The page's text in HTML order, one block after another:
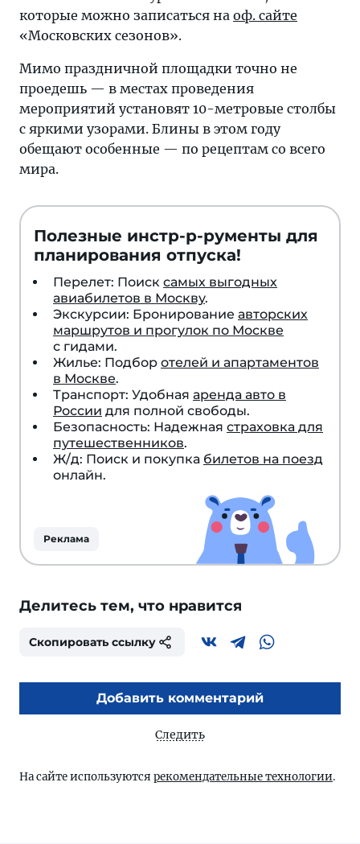
которые можно записаться на оф. сайте
«Московских сезонов».
Мимо праздничной площадки точно не
проедешь — в местах проведения
мероприятий установят 10-метровые столбы
с яркими узорами. Блины в этом году
обещают особенные — по рецептам со всего
мира.
Полезные инстр-р-рументы для
планирования отпуска!
Перелет: Поиск самых выгодных
авиабилетов в Москву.
Экскурсии: Бронирование авторских
маршрутов и прогулок по Москве
с гидами.
Жилье: Подбор отелей и апартаментов
в Москве.
Транспорт: Удобная аренда авто в
России для полной свободы.
Безопасность: Надежная страховка для
путешественников.
Ж/д: Поиск и покупка билетов на поезд
онлайн.
Реклама
Делитесь тем, что нравится
Скопировать ссылку
Добавить комментарий
Следить
На сайте используются рекомендательные технологии.